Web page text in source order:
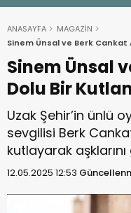
Ruhsatsız Çıktı!
ANASAYFA
MAGAZİN
Sinem Ünsal ve Berk
Sinem Ünsal
Dolu Bir
Uzak Şehir’in ünlü
sevgilisi Berk
kutlayarak
12.05.2025 12:53